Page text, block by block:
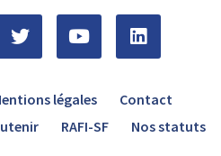
légales
Contact
RAFI-SF Nos statuts